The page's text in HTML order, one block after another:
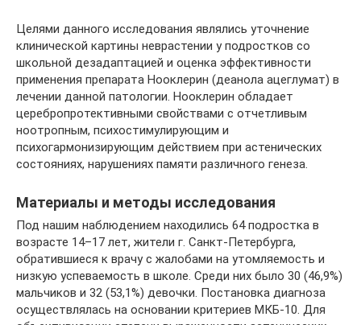
Целями данного исследования являлись уточнение
клинической картины неврастении у подростков со
школьной дезадаптацией и оценка эффективности
применения препарата Нооклерин (деанола ацеглумат) в
лечении данной патологии. Нооклерин обладает
церебропротективными свойствами с отчетливым
ноотропным, психостимулирующим и
психогармонизирующим действием при астенических
состояниях, нарушениях памяти различного генеза.
Материалы и методы исследования
Под нашим наблюдением находились 64 подростка в
возрасте 14–17 лет, жители г. Санкт-Петербурга,
обратившиеся к врачу с жалобами на утомляемость и
низкую успеваемость в школе. Среди них было 30 (46,9%)
мальчиков и 32 (53,1%) девочки. Постановка диагноза
осуществлялась на основании критериев МКБ-10. Для